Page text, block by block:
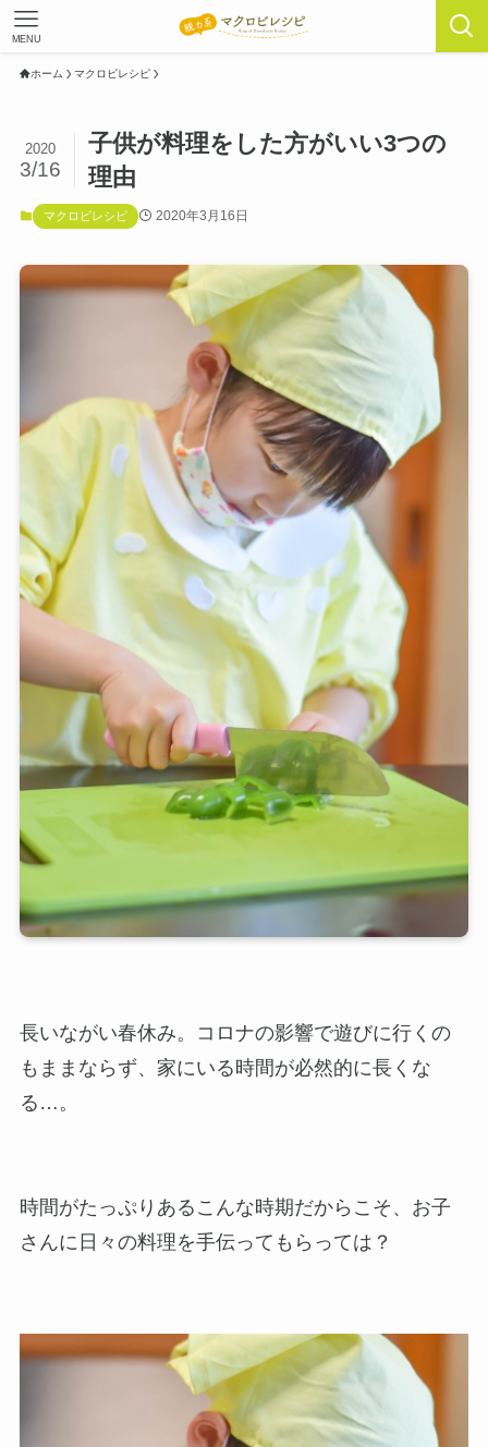
MENU
ホーム マクロビレシピ
子供が料理をした方がいい3つの
理由
2020
3/16
マクロビレシピ 2020年3月16日
長いながい春休み。コロナの影響で遊びに行くの
もままならず、家にいる時間が必然的に長くな
る…。
時間がたっぷりあるこんな時期だからこそ、お子
さんに日々の料理を手伝ってもらっては？